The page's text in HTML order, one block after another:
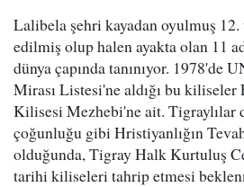
Lalibela şehri kayadan oyulmuş
edilmiş olup halen ayakta olan 11
dünya çapında tanınıyor. 1978'de
Mirası Listesi'ne aldığı bu kiliseler
Kilisesi Mezhebi'ne ait. Tigraylılar
çoğunluğu gibi Hristiyanlığın
olduğunda, Tigray Halk Kurtuluş
tarihi kiliseleri tahrip etmesi